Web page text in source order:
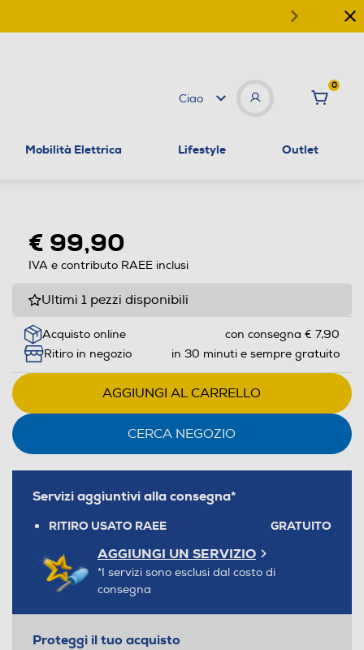
Ciao
0
Mobilità Elettrica Lifestyle Outlet
€ 99,90
IVA e contributo RAEE inclusi
Ultimi 1 pezzi disponibili
Acquisto online
con consegna € 7,90
Ritiro in negozio
in 30 minuti e sempre gratuito
AGGIUNGI AL CARRELLO
CERCA NEGOZIO
Servizi aggiuntivi alla consegna*
RITIRO USATO RAEE GRATUITO
AGGIUNGI UN SERVIZIO
*I servizi sono esclusi dal costo di
consegna
Proteggi il tuo acquisto